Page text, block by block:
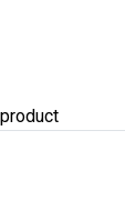
product